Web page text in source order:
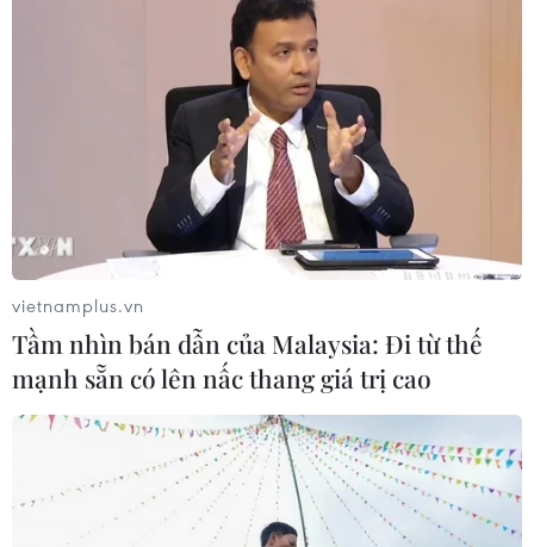
EU tuyên bố vượt qua “phép thử” an
ninh biên giới sau khủng hoảng
Nga và Ukraine tiếp tục tấn
công qua lại, thương vong không
ngừng gia tăng
04/08/2026 15:54
Pháp ghi nhận tháng 7 nóng nhất
trong lịch sử
vietnamplus.vn
Tầm nhìn bán dẫn của Malaysia: Đi từ thế
mạnh sẵn có lên nấc thang giá trị cao